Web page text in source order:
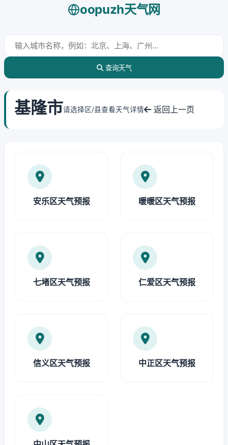
oopuzh天气网
查询天气
基隆市请选择区/县查看天气详情 返回上一页
安乐区天气预报 暖暖区天气预报
七堵区天气预报 仁爱区天气预报
信义区天气预报 中正区天气预报